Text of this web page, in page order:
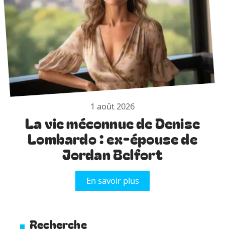
1 août 2026
La vie méconnue de Denise
Lombardo : ex-épouse de
Jordan Belfort
En savoir plus
Recherche